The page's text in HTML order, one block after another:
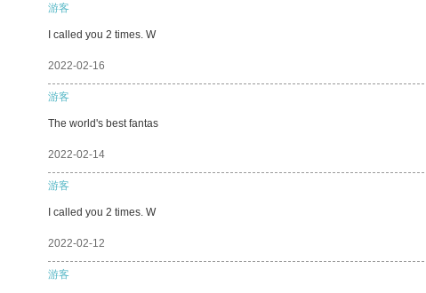
游客
I called you 2 times. W
2022-02-16
游客
The world's best fantas
2022-02-14
游客
I called you 2 times. W
2022-02-12
游客